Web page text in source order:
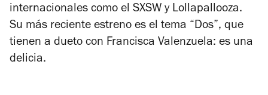
internacionales como el SXSW y Lollapallooza.
Su más reciente estreno es el tema “Dos”, que
tienen a dueto con Francisca Valenzuela: es una
delicia.